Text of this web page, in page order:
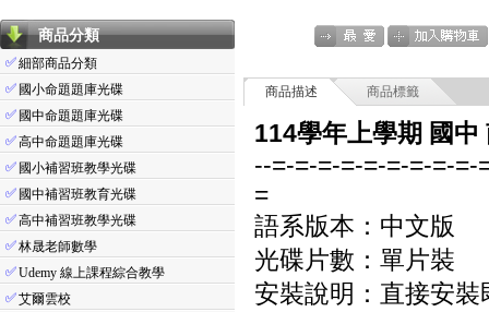
商品分類
✅細部商品分類
✅ 國小命題題庫光碟
✅ 國中命題題庫光碟
✅高中命題題庫光碟
✅ 國小補習班教學光碟
✅ 國中補習班教育光碟
✅高中補習班教學光碟
✅林晟老師數學
✅Udemy 線上課程綜合教學
✅艾爾雲校
商品描述 商品標籤
114學年上學期 國
--=-=-=-=-=-=-=-=-=-
=
語系版本：中文版
光碟片數：單片裝
安裝說明：直接安裝